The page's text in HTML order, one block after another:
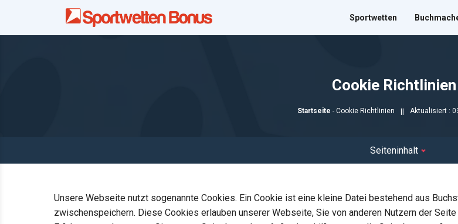
Sportwetten
Cookie Richtlinien
Startseite -Cookie Richtlinien || Aktualisiert :
Seiteninhalt
Unsere Webseite nutzt sogenannte Cookies. Ein Cookie ist eine kleine Datei bestehend aus
zwischenspeichern. Diese Cookies erlauben unserer Webseite, Sie von anderen Nutzern der